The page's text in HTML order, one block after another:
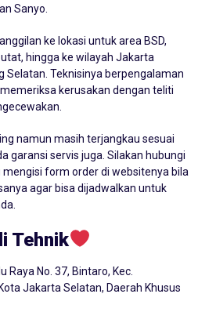
Sanyo.
ke lokasi untuk area BSD,
hingga ke wilayah Jakarta
Selatan. Teknisinya berpengalaman
kerusakan dengan teliti
namun masih terjangkau sesuai
garansi servis juga. Silakan hubungi
form order di websitenya bila
agar bisa dijadwalkan untuk
Tehnik
Raya No. 37, Bintaro, Kec.
Jakarta Selatan, Daerah Khusus